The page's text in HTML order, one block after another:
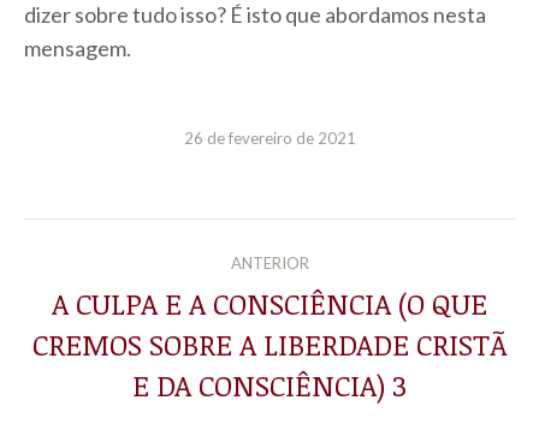
dizer sobre tudo isso? É isto que abordamos nesta
mensagem.
26 de fevereiro de 2021
NAVEGAÇÃO
DE
POST:
ANTERIOR
Post
anterior:
A CULPA E A CONSCIÊNCIA (O QUE
CREMOS SOBRE A LIBERDADE CRISTÃ
E DA CONSCIÊNCIA) 3